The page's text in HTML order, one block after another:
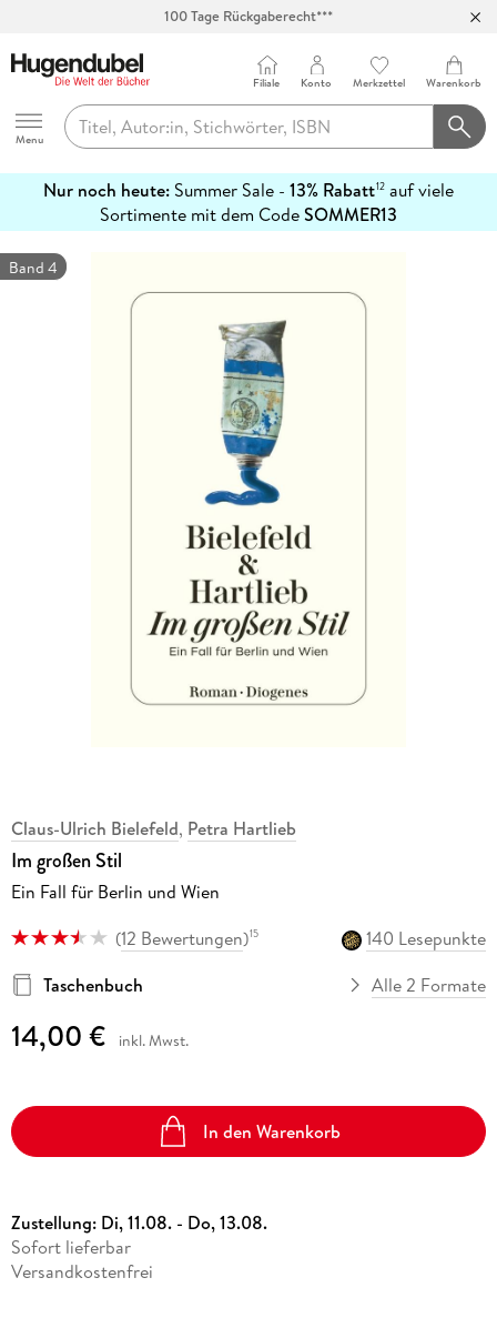
100 Tage Rückgaberecht***
Hugendubel
Menu
Filiale Konto Merkzettel Warenkorb
Nur noch heute: Summer Sale - 13% Rabatt12 auf viele
Sortimente mit dem CodeSOMMER13
erfahren
Band 4
Claus-Ulrich Bielefeld, Petra Hartlieb
Im großen Stil
Ein Fall für Berlin und Wien
(12 Bewertungen)15
140 Lesepunkte
Taschenbuch
Alle 2 Formate
14,00 € inkl. Mwst.
In den Warenkorb
Zustellung: Di, 11.08. - Do, 13.08.
Sofort lieferbar
Versandkostenfrei